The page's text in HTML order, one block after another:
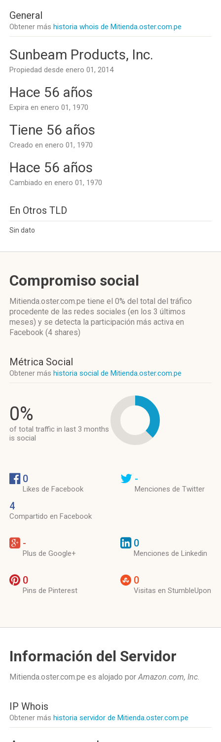
General
Obtener más historia whois de Mitienda.oster.com.pe
Sunbeam Products, Inc.
Propiedad desde enero 01, 2014
Hace 56 años
Expira en enero 01, 1970
Tiene 56 años
Creado en enero 01, 1970
Hace 56 años
Cambiado en enero 01, 1970
En Otros TLD
Sin dato
Compromiso social
Mitienda.oster.com.pe tiene el 0% del total del tráfico
procedente de las redes sociales (en los 3 últimos
meses) y se detecta la participación más activa en
Facebook (4 shares)
Métrica Social
Obtener más historia social de Mitienda.oster.com.pe
0%
of total traffic in last 3 months
is social
0
Likes de Facebook
4
Compartido en Facebook
-
Menciones de Twitter
-
Plus de Google+
0
Menciones de Linkedin
0
Pins de Pinterest
0
Visitas en StumbleUpon
Información del Servidor
Mitienda.oster.com.pe es alojado porAmazon.com, Inc.
IP Whois
Obtener más historia servidor de Mitienda.oster.com.pe